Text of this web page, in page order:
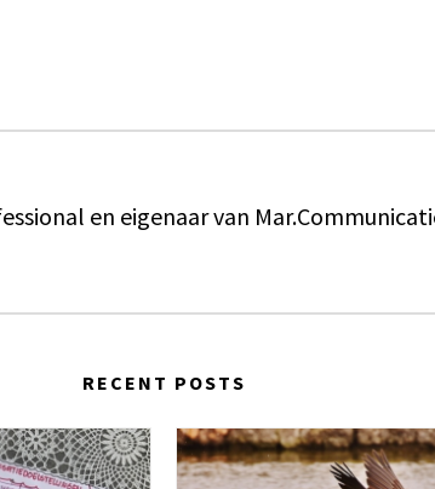
en eigenaar van
RECENT POSTS